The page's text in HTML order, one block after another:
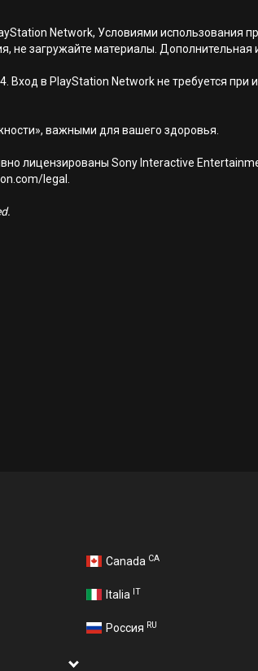
Network, Условиями
не загружайте материалы.
Вход в PlayStation Network не требуется
важными для вашего здоровья.
лицензированы Sony Interactive
legal.
Canada CA
Italia IT
Россия RU